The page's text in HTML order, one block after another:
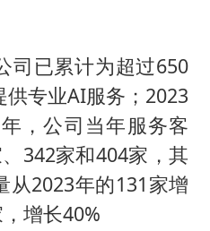
司已累计为超过650
专业AI服务；2023
，公司当年服务客
342家和404家，其
从2023年的131家增
增长40%